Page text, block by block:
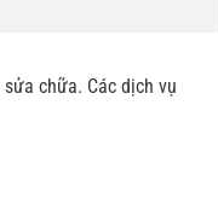
chữa. Các dịch vụ